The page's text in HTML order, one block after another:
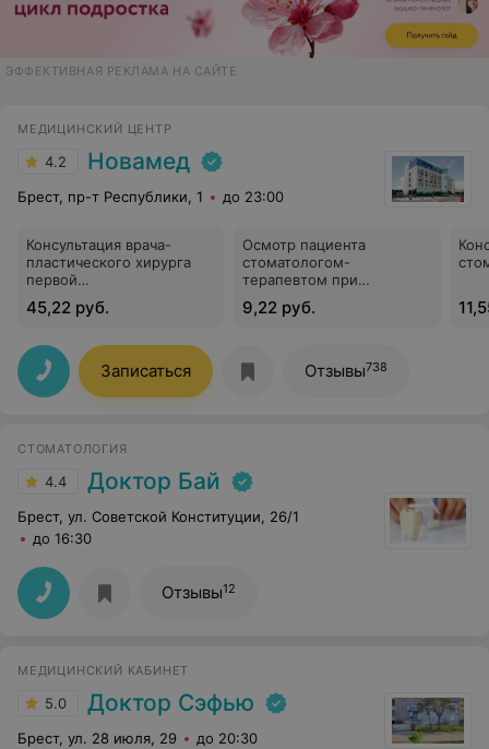
ЭФФЕКТИВНАЯ РЕКЛАМА НА САЙТЕ
МЕДИЦИНСКИЙ ЦЕНТР
4.2 Новамед
Брест, пр-т Республики, 1 до 23:00
Консультация врача-
пластического хирурга
первой
категории
45,22 руб.
Осмотр пациента
стоматологом-
терапевтом при
9,22 руб.
Записаться Отзывы738
СТОМАТОЛОГИЯ
4.4 Доктор Бай
Брест, ул. Советской Конституции, 26/1
до 16:30
Отзывы12
МЕДИЦИНСКИЙ КАБИНЕТ
5.0 Доктор Сэфью
Брест, ул. 28 июля, 29 до 20:30